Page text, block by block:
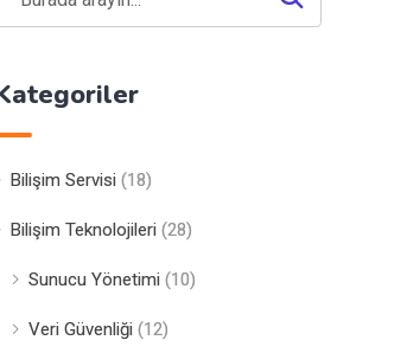
Bilişim Servisi(18)
Bilişim Teknolojileri(28)
Sunucu Yönetimi(10)
Veri Güvenliği(12)